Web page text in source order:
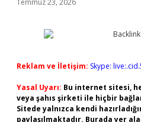
Temmuz 23, 2026
Reklam ve İletişim: Skype:
Yasal Uyarı: Bu internet sitesi,
veya şahıs şirketi ile hiçbir
Sitede yalnızca kendi
paylaşılmaktadır. Burada yer